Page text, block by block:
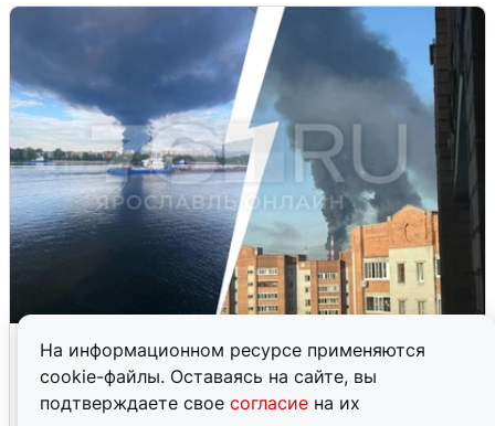
На информационном ресурсе применяются
cookie-файлы. Оставаясь на сайте, вы
подтверждаете свое согласие на их
Ночная атака БПЛА на Ярославль:
попадания и последствия
6 августа 0